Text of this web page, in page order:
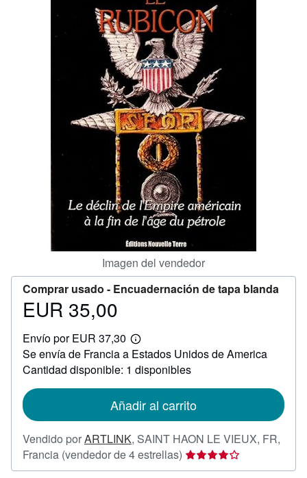
CERRAR
Imagen del vendedor
Comprar usado - Encuadernación de tapa blanda
Precio
35,00
EUR 35,00
Envío por EUR 37,30
Más
información
sobre
las
envío
Se envía de Francia a Estados Unidos de America
Cantidad disponible: 1 disponibles
Añadir al carrito
Vendido porARTLINK, SAINT HAON LE VIEUX, FR,
Francia (vendedor de 4 estrellas) Calificación
del